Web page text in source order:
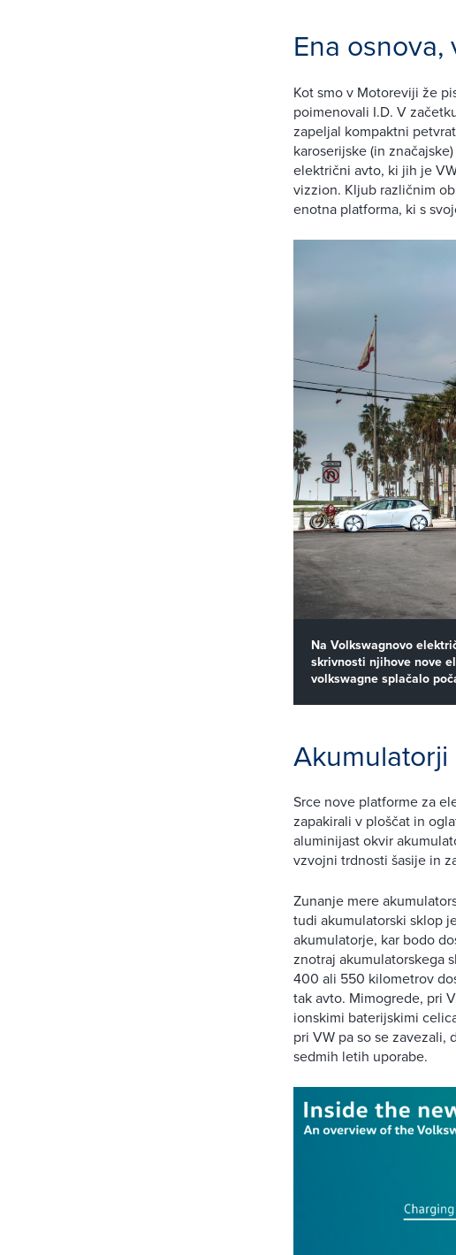
Ena
Kot smo v Motoreviji že
poimenovali I.D. V
zapeljal kompaktni
karoserijske (in
električni avto, ki jih je
vizzion. Kljub različnim
enotna platforma, ki s
Na Volkswagnovo
skrivnosti njihove nove
volkswagne splačalo
Srce nove platforme za
zapakirali v ploščat in
aluminijast okvir
vzvojni trdnosti šasije in
Zunanje mere
tudi akumulatorski sklop
akumulatorje, kar bodo
znotraj akumulatorskega
400 ali 550 kilometrov
tak avto. Mimogrede, pri
ionskimi baterijskimi
pri VW pa so se
sedmih letih uporabe.